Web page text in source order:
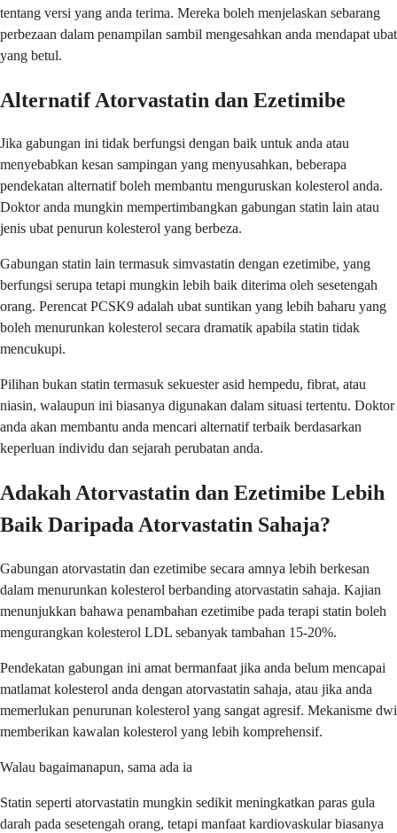
tentang versi yang anda terima. Mereka boleh menjelaskan sebarang
perbezaan dalam penampilan sambil mengesahkan anda mendapat ubat
yang betul.
Alternatif Atorvastatin dan Ezetimibe
Jika gabungan ini tidak berfungsi dengan baik untuk anda atau
menyebabkan kesan sampingan yang menyusahkan, beberapa
pendekatan alternatif boleh membantu menguruskan kolesterol anda.
Doktor anda mungkin mempertimbangkan gabungan statin lain atau
jenis ubat penurun kolesterol yang berbeza.
Gabungan statin lain termasuk simvastatin dengan ezetimibe, yang
berfungsi serupa tetapi mungkin lebih baik diterima oleh sesetengah
orang. Perencat PCSK9 adalah ubat suntikan yang lebih baharu yang
boleh menurunkan kolesterol secara dramatik apabila statin tidak
mencukupi.
Pilihan bukan statin termasuk sekuester asid hempedu, fibrat, atau
niasin, walaupun ini biasanya digunakan dalam situasi tertentu. Doktor
anda akan membantu anda mencari alternatif terbaik berdasarkan
keperluan individu dan sejarah perubatan anda.
Adakah Atorvastatin dan Ezetimibe Lebih
Baik Daripada Atorvastatin Sahaja?
Gabungan atorvastatin dan ezetimibe secara amnya lebih berkesan
dalam menurunkan kolesterol berbanding atorvastatin sahaja. Kajian
menunjukkan bahawa penambahan ezetimibe pada terapi statin boleh
mengurangkan kolesterol LDL sebanyak tambahan 15-20%.
Pendekatan gabungan ini amat bermanfaat jika anda belum mencapai
matlamat kolesterol anda dengan atorvastatin sahaja, atau jika anda
memerlukan penurunan kolesterol yang sangat agresif. Mekanisme dwi
memberikan kawalan kolesterol yang lebih komprehensif.
Walau bagaimanapun, sama ada ia
Statin seperti atorvastatin mungkin sedikit meningkatkan paras gula
darah pada sesetengah orang, tetapi manfaat kardiovaskular biasanya